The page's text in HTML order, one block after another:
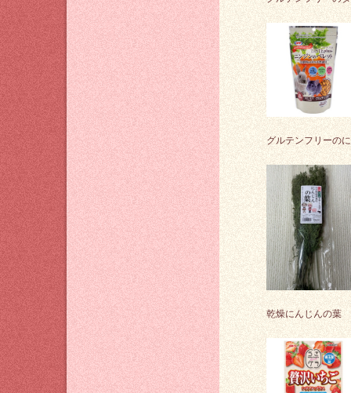
グルテンフリーの
乾燥にんじんの葉